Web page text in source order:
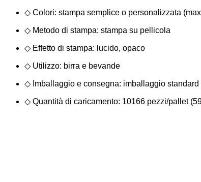
◇ Colori: stampa semplice o personalizzata
◇ Metodo di stampa: stampa su pellicola
◇ Effetto di stampa: lucido, opaco
◇ Utilizzo: birra e bevande
◇ Imballaggio e consegna: imballaggio
◇ Quantità di caricamento: 10166 pezzi/pallet